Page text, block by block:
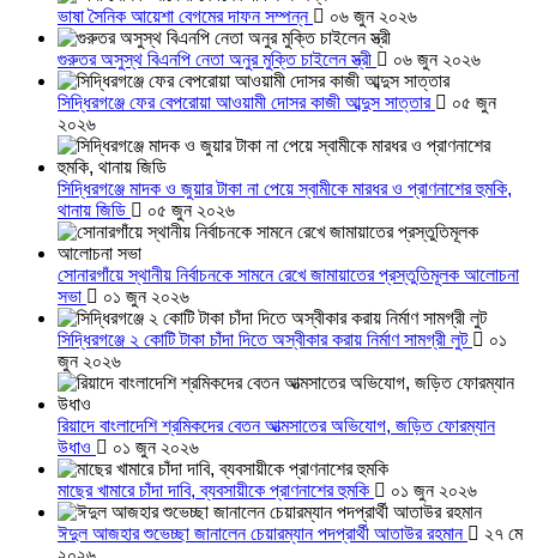
ভাষা সৈনিক আয়েশা বেগমের দাফন সম্পন্ন ০৬ জুন ২০২৬
গুরুতর অসুস্থ বিএনপি নেতা অনুর মুক্তি চাইলেন স্ত্রী ০৬ জুন ২০২৬
সিদ্ধিরগঞ্জে ফের বেপরোয়া আওয়ামী দোসর কাজী আব্দুস সাত্তার
০৫ জুন
২০২৬
সিদ্ধিরগঞ্জে মাদক ও জুয়ার টাকা না পেয়ে স্বামীকে মারধর ও প্রাণনাশের হুমকি,
থানায় জিডি
০৫ জুন ২০২৬
সোনারগাঁয়ে স্থানীয় নির্বাচনকে সামনে রেখে জামায়াতের প্রস্তুতিমূলক আলোচনা
সভা
০১ জুন ২০২৬
সিদ্ধিরগঞ্জে ২ কোটি টাকা চাঁদা দিতে অস্বীকার করায় নির্মাণ সামগ্রী লুট
০১
জুন ২০২৬
রিয়াদে বাংলাদেশি শ্রমিকদের বেতন আত্মসাতের অভিযোগ, জড়িত ফোরম্যান
উধাও
০১ জুন ২০২৬
মাছের খামারে চাঁদা দাবি, ব্যবসায়ীকে প্রাণনাশের হুমকি ০১ জুন ২০২৬
ঈদুল আজহার শুভেচ্ছা জানালেন চেয়ারম্যান পদপ্রার্থী আতাউর রহমান
২৭ মে